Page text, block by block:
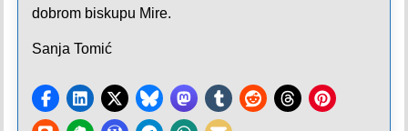
dobrom biskupu Mire.
Sanja Tomić